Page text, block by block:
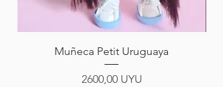
Muñeca Petit Uruguaya
Precio
2600,00 UYU